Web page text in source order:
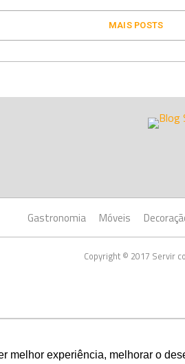
melhor experiência, melhorar o
MAIS POSTS
Gastronomia Móveis
Copyright © 2017 Servir